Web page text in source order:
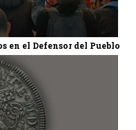
en el Defensor del Pueblo